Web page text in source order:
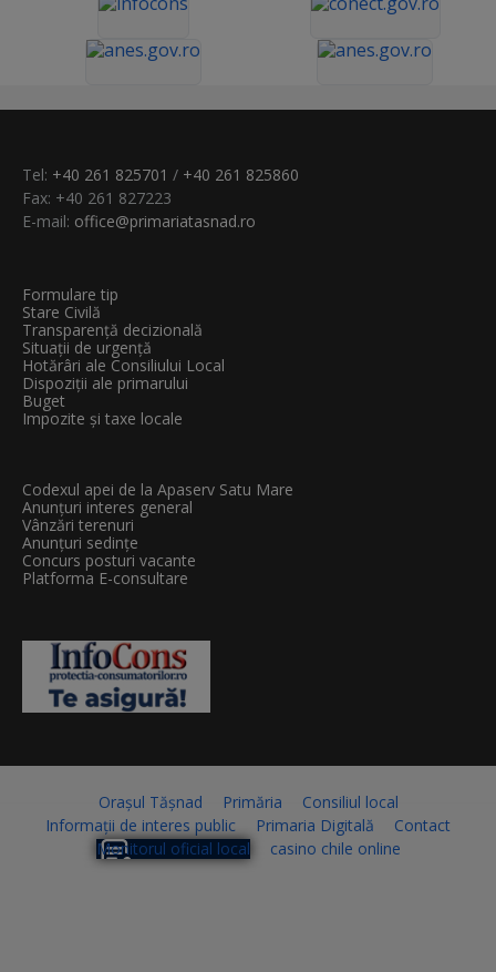
Tel: +40 261 825701 / +40 261 825860
Fax: +40 261 827223
E-mail: office@primariatasnad.ro
Formulare tip
Stare Civilă
Transparenţă decizională
Situații de urgență
Hotărâri ale Consiliului Local
Dispoziții ale primarului
Buget
Impozite și taxe locale
Codexul apei de la Apaserv Satu Mare
Anunțuri interes general
Vânzări terenuri
Anunțuri sedințe
Concurs posturi vacante
Platforma E-consultare
Orașul Tășnad Primăria
Consiliul local
Informații de interes public
Primaria Digitală
Contact
Monitorul oficial local
casino chile online